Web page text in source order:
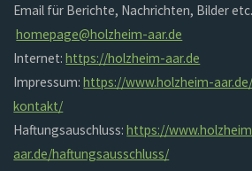
Email für Berichte, Nachrichten, Bilder
homepage@holzheim-aar.de
Internet:https://holzheim-aar.de
Impressum:https://www.holzheim-
kontakt/
Haftungsauschluss:https://
aar.de/haftungsausschluss/